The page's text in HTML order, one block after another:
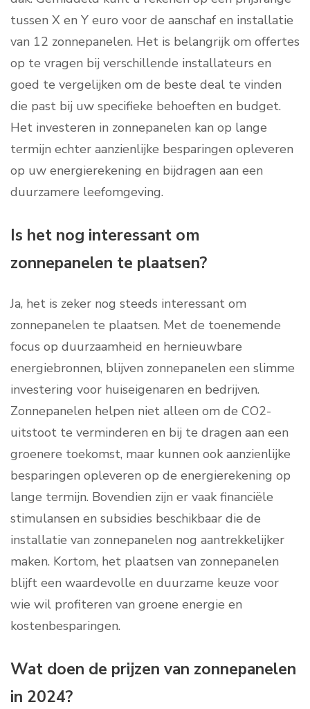
tussen X en Y euro voor de aanschaf en installatie
van 12 zonnepanelen. Het is belangrijk om offertes
op te vragen bij verschillende installateurs en
goed te vergelijken om de beste deal te vinden
die past bij uw specifieke behoeften en budget.
Het investeren in zonnepanelen kan op lange
termijn echter aanzienlijke besparingen opleveren
op uw energierekening en bijdragen aan een
duurzamere leefomgeving.
Is het nog interessant om
zonnepanelen te plaatsen?
Ja, het is zeker nog steeds interessant om
zonnepanelen te plaatsen. Met de toenemende
focus op duurzaamheid en hernieuwbare
energiebronnen, blijven zonnepanelen een slimme
investering voor huiseigenaren en bedrijven.
Zonnepanelen helpen niet alleen om de CO2-
uitstoot te verminderen en bij te dragen aan een
groenere toekomst, maar kunnen ook aanzienlijke
besparingen opleveren op de energierekening op
lange termijn. Bovendien zijn er vaak financiële
stimulansen en subsidies beschikbaar die de
installatie van zonnepanelen nog aantrekkelijker
maken. Kortom, het plaatsen van zonnepanelen
blijft een waardevolle en duurzame keuze voor
wie wil profiteren van groene energie en
kostenbesparingen.
Wat doen de prijzen van zonnepanelen
in 2024?